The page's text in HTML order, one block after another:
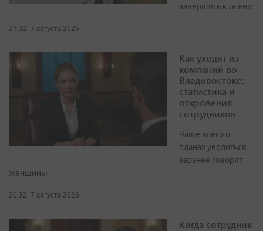
завершить к осени
21:32, 7 августа 2026
Как уходят из
компаний во
Владивостоке:
статистика и
откровения
сотрудников
Чаще всего о
планах уволиться
заранее говорят
женщины
20:32, 7 августа 2026
Когда сотрудник